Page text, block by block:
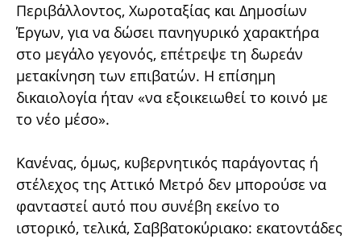
Περιβάλλοντος, Χωροταξίας και Δημοσίων
Έργων, για να δώσει πανηγυρικό χαρακτήρα
στο μεγάλο γεγονός, επέτρεψε τη δωρεάν
μετακίνηση των επιβατών. Η επίσημη
δικαιολογία ήταν «να εξοικειωθεί το κοινό με
το νέο μέσο».
Κανένας, όμως, κυβερνητικός παράγοντας ή
στέλεχος της Αττικό Μετρό δεν μπορούσε να
φανταστεί αυτό που συνέβη εκείνο το
ιστορικό, τελικά, Σαββατοκύριακο: εκατοντάδες